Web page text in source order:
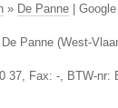
» De Panne |
De Panne (West-
37 , Fax: - , BTW-nr: